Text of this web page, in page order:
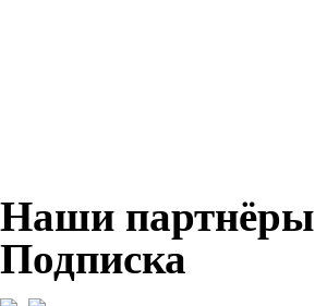
Наши партнёры
Подписка